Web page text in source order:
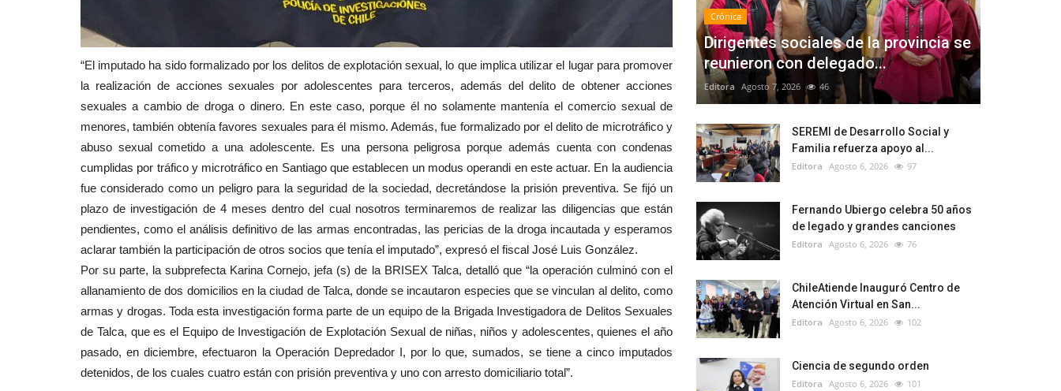
“El imputado ha sido formalizado por los delitos de explotación sexual, lo que implica utilizar el lugar para promover
la realización de acciones sexuales por adolescentes para terceros, además del delito de obtener acciones
sexuales a cambio de droga o dinero. En este caso, porque él no solamente mantenía el comercio sexual de
menores, también obtenía favores sexuales para él mismo. Además, fue formalizado por el delito de microtráfico y
abuso sexual cometido a una adolescente. Es una persona peligrosa porque además cuenta con condenas
cumplidas por tráfico y microtráfico en Santiago que establecen un modus operandi en este actuar. En la audiencia
fue considerado como un peligro para la seguridad de la sociedad, decretándose la prisión preventiva. Se fijó un
plazo de investigación de 4 meses dentro del cual nosotros terminaremos de realizar las diligencias que están
pendientes, como el análisis definitivo de las armas encontradas, las pericias de la droga incautada y esperamos
aclarar también la participación de otros socios que tenía el imputado”, expresó el fiscal José Luis González.
Por su parte, la subprefecta Karina Cornejo, jefa (s) de la BRISEX Talca, detalló que “la operación culminó con el
allanamiento de dos domicilios en la ciudad de Talca, donde se incautaron especies que se vinculan al delito, como
armas y drogas. Toda esta investigación forma parte de un equipo de la Brigada Investigadora de Delitos Sexuales
de Talca, que es el Equipo de Investigación de Explotación Sexual de niñas, niños y adolescentes, quienes el año
pasado, en diciembre, efectuaron la Operación Depredador I, por lo que, sumados, se tiene a cinco imputados
detenidos, de los cuales cuatro están con prisión preventiva y uno con arresto domiciliario total”.
Crónica
Dirigentes sociales de la provincia se
reunieron con delegado...
Editora Agosto 7, 2026 46
SEREMI de Desarrollo Social y
Familia refuerza apoyo al...
Editora Agosto 6, 2026 97
Fernando Ubiergo celebra 50 años
de legado y grandes canciones
Editora Agosto 6, 2026 76
ChileAtiende Inauguró Centro de
Atención Virtual en San...
Editora Agosto 6, 2026 102
Ciencia de segundo orden
Editora Agosto 6, 2026 101